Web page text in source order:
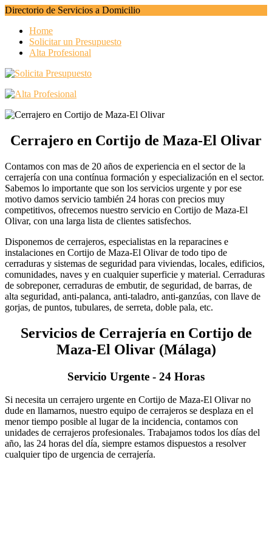
Directorio de Servicios a Domicilio
Home
Solicitar un Presupuesto
Alta Profesional
Cerrajero en Cortijo de Maza-El Olivar
Contamos con mas de 20 años de experiencia en el sector de la
cerrajería con una contínua formación y especialización en el sector.
Sabemos lo importante que son los servicios urgente y por ese
motivo damos servicio también 24 horas con precios muy
competitivos, ofrecemos nuestro servicio en Cortijo de Maza-El
Olivar, con una larga lista de clientes satisfechos.
Disponemos de cerrajeros, especialistas en la reparacines e
instalaciones en Cortijo de Maza-El Olivar de todo tipo de
cerraduras y sistemas de seguridad para viviendas, locales, edificios,
comunidades, naves y en cualquier superficie y material. Cerraduras
de sobreponer, cerraduras de embutir, de seguridad, de barras, de
alta seguridad, anti-palanca, anti-taladro, anti-ganzúas, con llave de
gorjas, de puntos, tubulares, de serreta, doble pala, etc.
Servicios de Cerrajería en Cortijo de
Maza-El Olivar (Málaga)
Servicio Urgente - 24 Horas
Si necesita un cerrajero urgente en Cortijo de Maza-El Olivar no
dude en llamarnos, nuestro equipo de cerrajeros se desplaza en el
menor tiempo posible al lugar de la incidencia, contamos con
unidades de cerrajeros profesionales. Trabajamos todos los días del
año, las 24 horas del día, siempre estamos dispuestos a resolver
cualquier tipo de urgencia de cerrajería.